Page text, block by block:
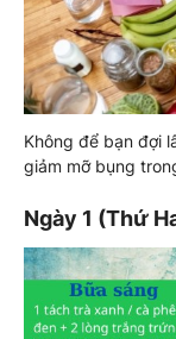
Không để bạn đợi
giảm mỡ bụng
Ngày 1 (Thứ